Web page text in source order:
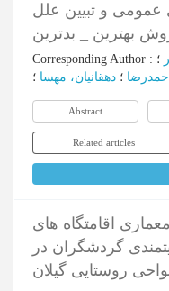
عمومی و تبیین علل
Corresponding Author :
احمدرضا ؛ دهقانیان، مهسا ؛
Abstract
Related articles
اقامتگاه های
گردشگران در